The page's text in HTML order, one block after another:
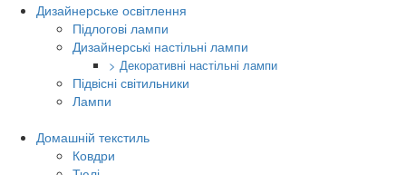
Дизайнерське освітлення
Підлогові лампи
Дизайнерські настільні лампи
> Декоративні настільні лампи
Підвісні світильники
Лампи
Домашній текстиль
Ковдри